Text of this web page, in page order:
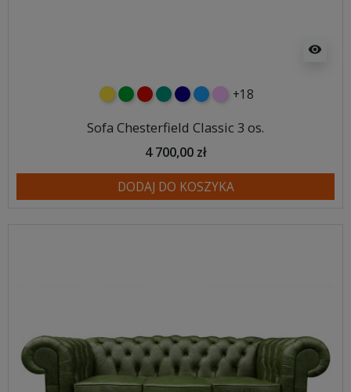
visibility
żółtyzielonyczerwony
turkusowy
granatowy
niebieski
różowy
+18
Sofa Chesterfield Classic 3 os.
4 700,00 zł
DODAJ DO KOSZYKA